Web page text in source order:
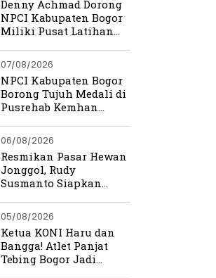
Denny Achmad Dorong
NPCI Kabupaten Bogor
Miliki Pusat Latihan
07/08/2026
NPCI Kabupaten Bogor
Borong Tujuh Medali di
Pusrehab Kemhan
2026
06/08/2026
Resmikan Pasar Hewan
Jonggol, Rudy
Susmanto Siapkan
Ekonomi Baru
05/08/2026
Ketua KONI Haru dan
Bangga! Atlet Panjat
Tebing Bogor Jadi